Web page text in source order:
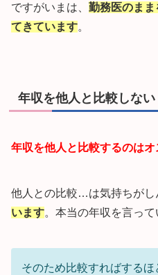
ですがいまは、 勤務医のま
てきています。
年収を他人と比較しない
年収を他人と比較するのは
他人との比較…は気持ちがし
います。本当の年収を言って
そのため比較すればする